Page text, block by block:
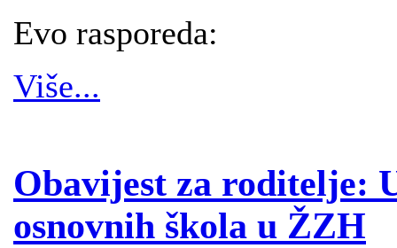
Evo rasporeda:
Više...
Obavijest za roditelje:
osnovnih škola u ŽZH